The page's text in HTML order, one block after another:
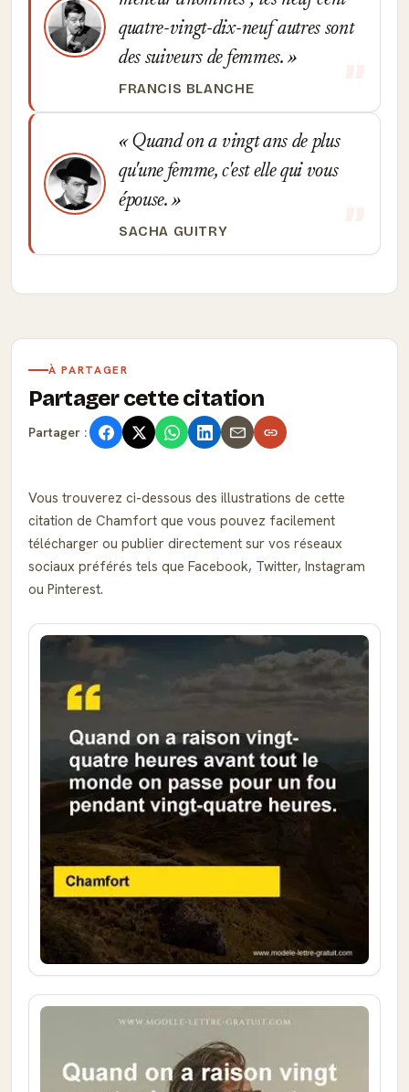
quatre-vingt-dix-neuf autres sont
des suiveurs de femmes.
FRANCIS BLANCHE
Quand on a vingt ans de plus
qu'une femme, c'est elle qui vous
épouse.
SACHA GUITRY
À PARTAGER
Partager cette citation
Partager :
Vous trouverez ci-dessous des illustrations de cette
citation de Chamfort que vous pouvez facilement
télécharger ou publier directement sur vos réseaux
sociaux préférés tels que Facebook, Twitter, Instagram
ou Pinterest.